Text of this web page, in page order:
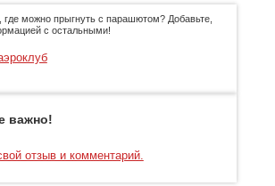
где можно прыгнуть с парашютом? Добавьте,
с остальными!
важно!
отзыв и комментарий.